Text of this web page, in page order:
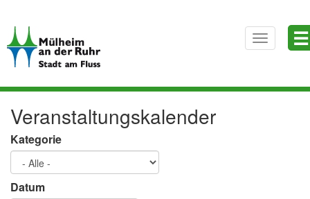
zum
Inhalt
Toggle
navigation
☰
Veranstaltungskalender
Kategorie
Datum